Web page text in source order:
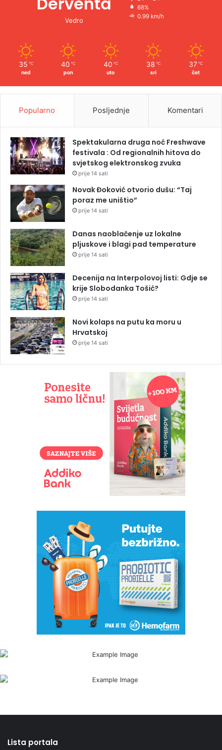
Vedro
68%
0.99 km/h
35 ℃
ned
40 ℃
pon
40 ℃
uto
38 ℃
sri
37 ℃
čet
Popularno Posljednje Komentari
Spektakularna druga noć Freshwave
festivala : Od regionalnih hitova do
svjetskog elektronskog zvuka
prije 14 sati
Novak Đoković otvorio dušu: “Taj
poraz me uništio”
prije 14 sati
Danas naoblačenje uz lokalne
pljuskove i blagi pad temperature
prije 14 sati
Decenija na Interpolovoj listi: Gdje se
krije Slobodanka Tošić?
prije 14 sati
Novi kolaps na putu ka moru u
Hrvatskoj
prije 14 sati
Lista portala